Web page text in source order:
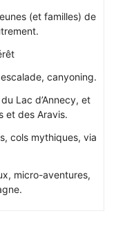
(et familles) de
canyoning.
Lac d’Annecy, et
et des Aravis.
cols mythiques, via
micro-aventures,